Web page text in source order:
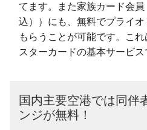
てます。また家族カード会
込））にも、無料でプライ
もらうことが可能です。こ
スターカードの基本サービス
国内主要空港では同伴
ンジが無料！